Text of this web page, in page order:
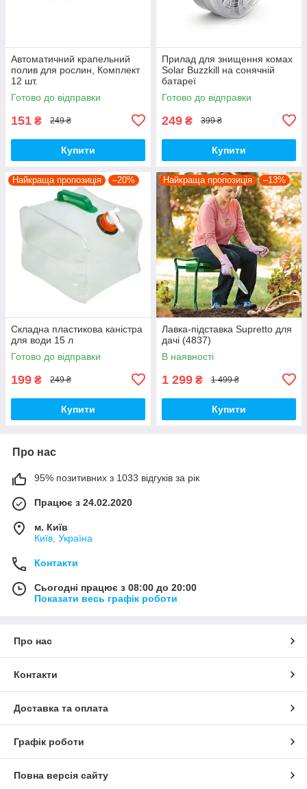
Автоматичний крапельний
полив для рослин, Комплект
12 шт.
Готово до відправки
151 ₴ 249 ₴
Купити
Прилад для знищення комах
Solar Buzzkill на сонячній
батареї
Готово до відправки
249 ₴ 399 ₴
Купити
Найкраща пропозиція –20%
Складна пластикова каністра
для води 15 л
Готово до відправки
199 ₴ 249 ₴
Купити
Найкраща пропозиція –13%
Лавка-підставка Supretto для
дачі (4837)
В наявності
1 299 ₴ 1 499 ₴
Купити
Про нас
95% позитивних з 1033 відгуків за рік
Працює з 24.02.2020
м. Київ
Київ, Україна
Контакти
Сьогодні працює з 08:00 до 20:00
Показати весь графік роботи
Про нас
Контакти
Доставка та оплата
Графік роботи
Повна версія сайту